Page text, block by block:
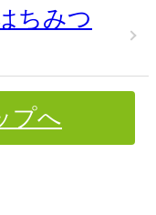
ちみつ
プへ